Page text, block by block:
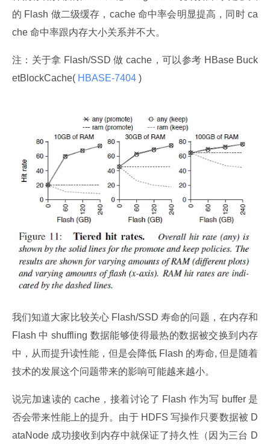
的 Flash 做二级缓存，cache 命中率会明显提高，同时 ca
che 命中率跟内存大小关系并不大。
注：关于拿 Flash/SSD 做 cache，可以参考 HBase Buck
etBlockCache( HBASE-7404 )
我们知道大家比较关心 Flash/SSD 寿命的问题，在内存和
Flash 中 shuffling 数据能够使得最热的数据被交换到内存
中，从而提升读性能，但是会降低 Flash 的寿命, 但是随着
技术的发展这个问题带来的影响可能越来越小。
说完加速读的 cache，接着讨论了 Flash 作为写 buffer 是
否会带来性能上的提升。由于 HDFS 写操作只要数据被 D
ataNode 成功接收到内存中就保证了持久性（因为三台 D